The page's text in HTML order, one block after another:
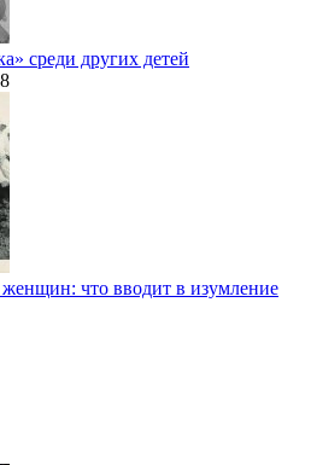
среди других детей
что вводит в изумление